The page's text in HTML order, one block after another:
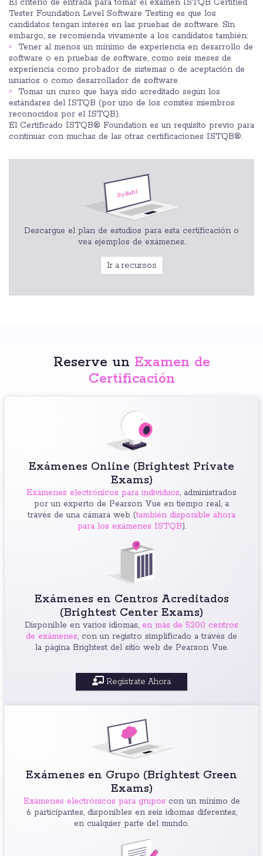
El criterio de entrada para tomar el examen ISTQB Certified
Tester Foundation Level Software Testing es que los
candidatos tengan interés en las pruebas de software. Sin
embargo, se recomienda vivamente a los candidatos también:
Tener al menos un mínimo de experiencia en desarrollo de
software o en pruebas de software, como seis meses de
experiencia como probador de sistemas o de aceptación de
usuarios o como desarrollador de software.
Tomar un curso que haya sido acreditado según los
estándares del ISTQB (por uno de los comités miembros
reconocidos por el ISTQB).
El Certificado ISTQB® Foundation es un requisito previo para
continuar con muchas de las otras certificaciones ISTQB®.
Descargue el plan de estudios para esta certificación o
vea ejemplos de exámenes.
Ir a recursos
Reserve un Examen de
Certificación
Exámenes Online (Brightest Private
Exams)
Exámenes electrónicos para individuos, administrados
por un experto de Pearson Vue en tiempo real, a
través de una cámara web (también disponible ahora
para los exámenes ISTQB).
Exámenes en Centros Acreditados
(Brightest Center Exams)
Disponible en varios idiomas, en más de 5200 centros
de exámenes, con un registro simplificado a través de
la página Brightest del sitio web de Pearson Vue.
Registrate Ahora
Exámenes en Grupo (Brightest Green
Exams)
Exámenes electrónicos para grupos con un mínimo de
6 participantes, disponibles en seis idiomas diferentes,
en cualquier parte del mundo.